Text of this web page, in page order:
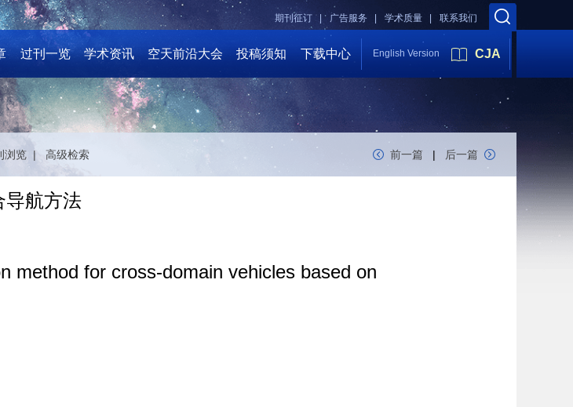
联系我们
学术质量 |
广告服务 |
期刊征订 |
过刊一览 学术资讯 空天前沿大会 投稿须知 下载中心 English Version CJA
浏览 | 高级检索 前一篇 | 后一篇
导航方法
method for cross-domain vehicles based on